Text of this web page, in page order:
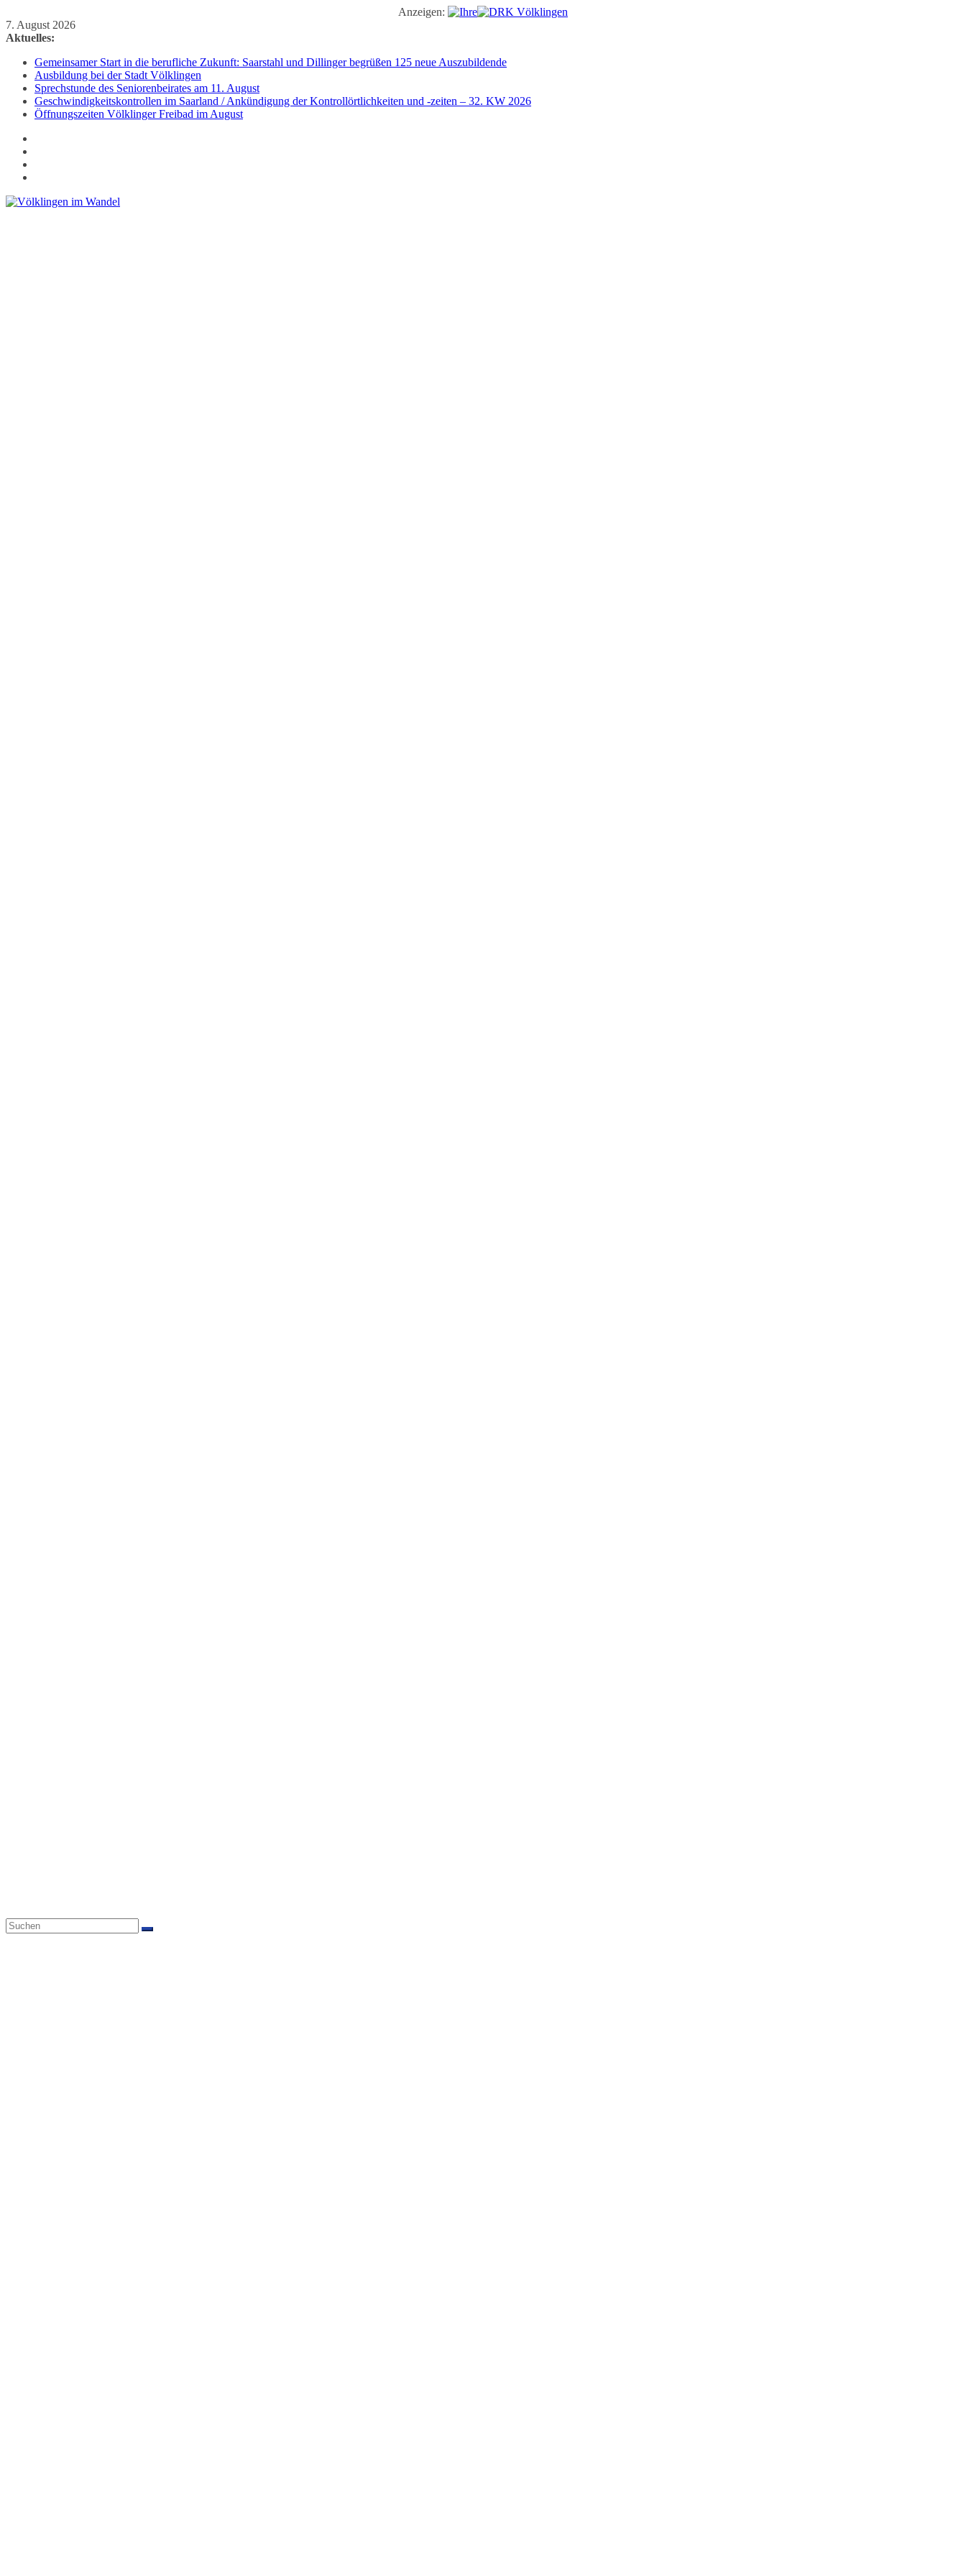
Anzeigen:
Zum
Inhalt
7. August 2026
Aktuelles:
Gemeinsamer Start in die berufliche Zukunft: Saarstahl und Dillinger begrüßen 125 neue Auszubildende
Ausbildung bei der Stadt Völklingen
Sprechstunde des Seniorenbeirates am 11. August
Geschwindigkeitskontrollen im Saarland / Ankündigung der Kontrollörtlichkeiten und -zeiten – 32. KW 2026
Öffnungszeiten Völklinger Freibad im August